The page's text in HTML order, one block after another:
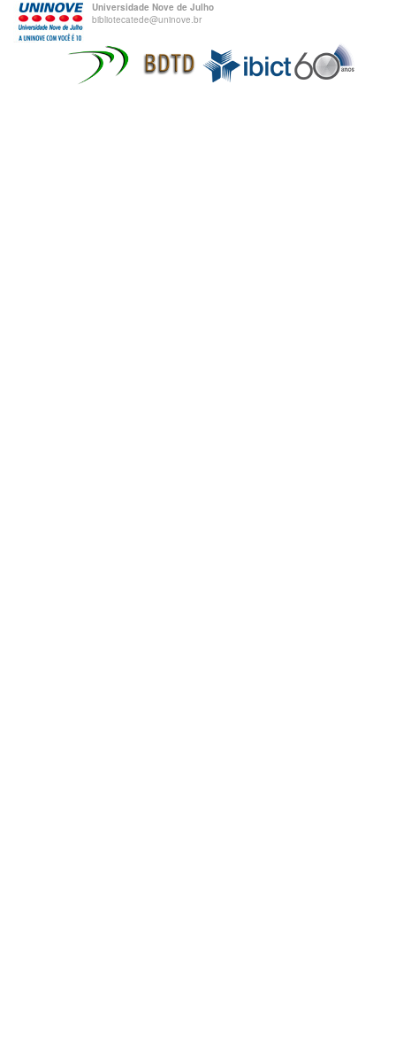
Universidade Nove de Julho
bibliotecatede@uninove.br